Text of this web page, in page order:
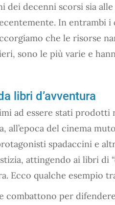
dei decenni scorsi sia
In entrambi i
che le risorse
sono le più varie e
libri d’avventura
ad essere stati prodotti
all’epoca del cinema
spadaccini e
attingendo ai libri di
Ecco qualche esempio
combattono per